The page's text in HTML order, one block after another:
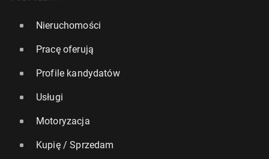
Nieruchomości
Pracę oferują
Profile kandydatów
Usługi
Motoryzacja
Kupię / Sprzedam